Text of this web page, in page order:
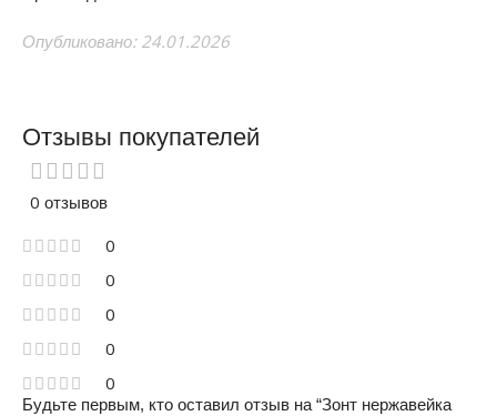
Опубликовано: 24.01.2026
Отзывы покупателей
0 отзывов
0
0
0
0
0
Будьте первым, кто оставил отзыв на “Зонт нержавейка